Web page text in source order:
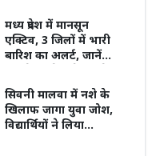
मध्य प्रदेश में मानसून
एक्टिव, 3 जिलों में भारी
बारिश का अलर्ट, जानें
मौसम
सिवनी मालवा में नशे के
खिलाफ जागा युवा जोश,
विद्यार्थियों ने लिया